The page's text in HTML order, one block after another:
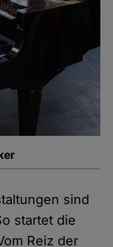
sind
startet die
Reiz der